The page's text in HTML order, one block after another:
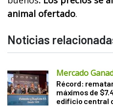
animal ofertado.
Noticias
Mercado
Récord:
máximos de
edificio central